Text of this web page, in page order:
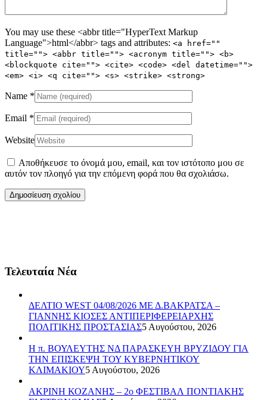
You may use these <abbr title="HyperText Markup
Language">html</abbr> tags and attributes: <a href=""
title=""> <abbr title=""> <acronym title=""> <b>
<blockquote cite=""> <cite> <code> <del datetime="">
<em> <i> <q cite=""> <s> <strike> <strong>
Name *
Email *
Website
Αποθήκευσε το όνομά μου, email, και τον ιστότοπο μου σε
αυτόν τον πλοηγό για την επόμενη φορά που θα σχολιάσω.
Τελευταία Νέα
ΔΕΛΤΙΟ WEST 04/08/2026 ΜΕ Δ.ΒΑΚΡΑΤΣΑ –
ΓΙΑΝΝΗΣ ΚΙΟΣΕΣ ΑΝΤΙΠΕΡΙΦΕΡΕΙΑΡΧΗΣ
ΠΟΛΙΤΙΚΗΣ ΠΡΟΣΤΑΣΙΑΣ5 Αυγούστου, 2026
Η π. ΒΟΥΛΕΥΤΗΣ ΝΔ ΠΑΡΑΣΚΕΥΗ ΒΡΥΖΙΔΟΥ ΓΙΑ
ΤΗΝ ΕΠΙΣΚΕΨΗ ΤΟΥ ΚΥΒΕΡΝΗΤΙΚΟΥ
ΚΛΙΜΑΚΙΟΥ5 Αυγούστου, 2026
ΑΚΡΙΝΗ ΚΟΖΑΝΗΣ – 2ο ΦΕΣΤΙΒΑΛ ΠΟΝΤΙΑΚΗΣ